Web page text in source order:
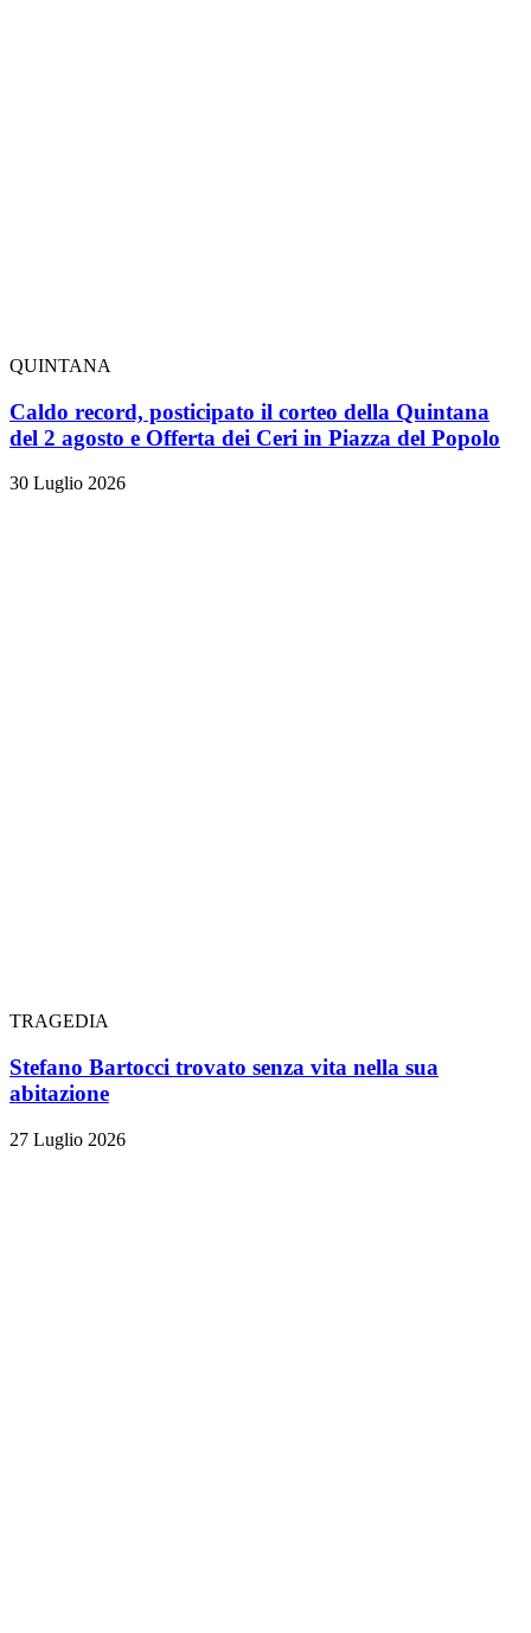
QUINTANA
Caldo record, posticipato il corteo della Quintana
del 2 agosto e Offerta dei Ceri in Piazza del Popolo
30 Luglio 2026
TRAGEDIA
Stefano Bartocci trovato senza vita nella sua
abitazione
27 Luglio 2026